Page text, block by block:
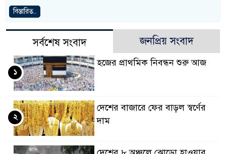
বিস্তারিত..
সর্বশেষ সংবাদ জনপ্রিয় সংবাদ
হজের প্রাথমিক নিবন্ধন শুরু আজ
১
দেশের বাজারে ফের বাড়ল স্বর্ণের
দাম
২